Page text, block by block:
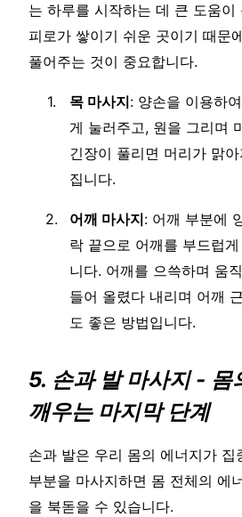
는 하루를 시작하는 데 큰 도움이
피로가 쌓이기 쉬운 곳이기 때문
풀어주는 것이 중요합니다.
목 마사지: 양손을 이용하
게 눌러주고, 원을 그리며
긴장이 풀리면 머리가 맑
집니다.
어깨 마사지: 어깨 부분에
락 끝으로 어깨를 부드럽
니다. 어깨를 으쓱하며 움
들어 올렸다 내리며 어깨
도 좋은 방법입니다.
5. 손과 발 마사지 - 몸
깨우는 마지막 단계
손과 발은 우리 몸의 에너지가 집
부분을 마사지하면 몸 전체의 에
을 북돋을 수 있습니다.